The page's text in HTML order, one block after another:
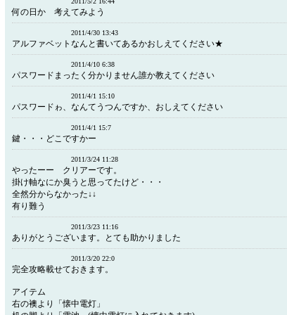
何の日か 考えてみよう
2011/4/30 13:43
アルファベットなんと書いてあるかおしえてください★
2011/4/10 6:38
パスワードまったく分かりません誰か教えてください
2011/4/1 15:10
パスワードゎ、なんてうつんですか、おしえてください
2011/4/1 15:7
鍵・・・どこですかー
2011/3/24 11:28
やったーー クリアーです。
掛け軸なにか臭うと思ってたけど・・・
全然分からなかった↓↓
有り難う
2011/3/23 11:16
ありがとうございます。とても助かりました
2011/3/20 22:0
完全攻略載せておきます。
アイテム
右の襖より「懐中電灯」